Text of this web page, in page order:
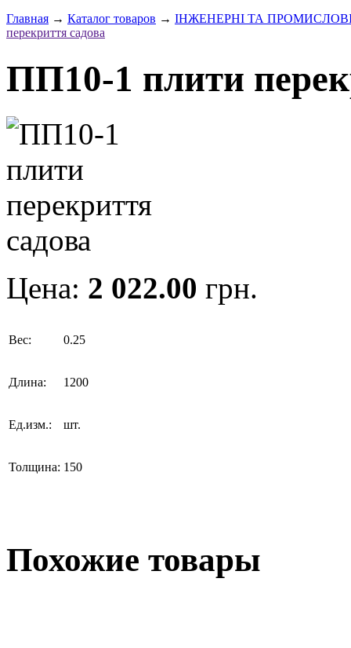
Главная → Каталог товаров → ІНЖЕНЕРНІ ТА
перекриття садова
ПП10-1 плити
Цена: 2 022.00 грн.
Вес: 0.25
Длина: 1200
Ед.изм.: шт.
Толщина: 150
Похожие товары